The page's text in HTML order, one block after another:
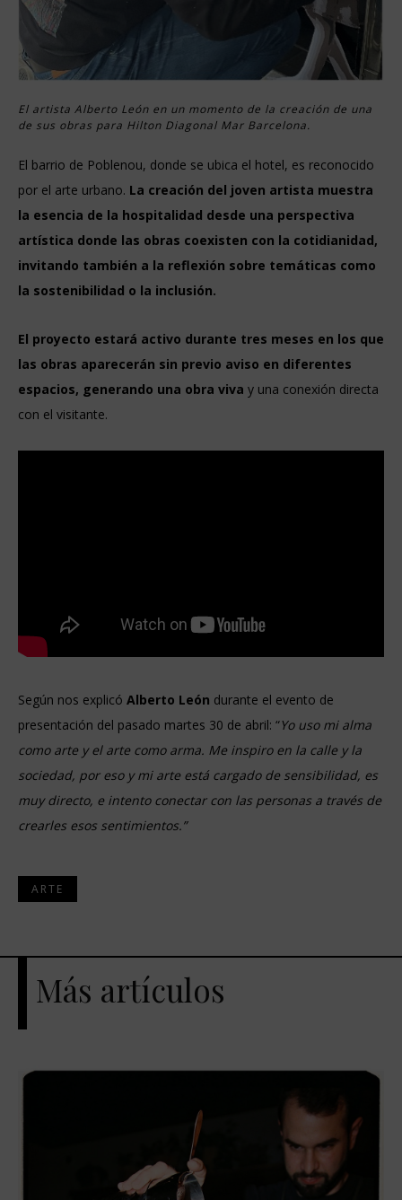
El artista Alberto León en un momento de la creación de una
de sus obras para Hilton Diagonal Mar Barcelona.
El barrio de Poblenou, donde se ubica el hotel, es reconocido
por el arte urbano. La creación del joven artista muestra
la esencia de la hospitalidad desde una perspectiva
artística donde las obras coexisten con la cotidianidad,
invitando también a la reflexión sobre temáticas como
la sostenibilidad o la inclusión.
El proyecto estará activo durante tres meses en los que
las obras aparecerán sin previo aviso en diferentes
espacios, generando una obra viva y una conexión directa
con el visitante.
Según nos explicó Alberto León durante el evento de
presentación del pasado martes 30 de abril: “Yo uso mi alma
como arte y el arte como arma. Me inspiro en la calle y la
sociedad, por eso y mi arte está cargado de sensibilidad, es
muy directo, e intento conectar con las personas a través de
crearles esos sentimientos.”
ARTE
Más artículos